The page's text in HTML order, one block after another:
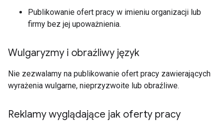
Publikowanie ofert pracy w imieniu organizacji lub
firmy bez jej upoważnienia.
Wulgaryzmy i obraźliwy język
Nie zezwalamy na publikowanie ofert pracy zawierających
wyrażenia wulgarne, nieprzyzwoite lub obraźliwe.
Reklamy wyglądające jak oferty pracy